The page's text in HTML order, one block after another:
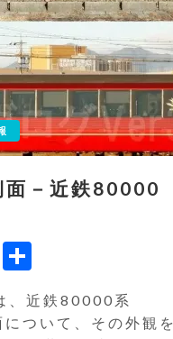
面－近鉄80000
Line
有
、近鉄80000系
ついて、その外観を